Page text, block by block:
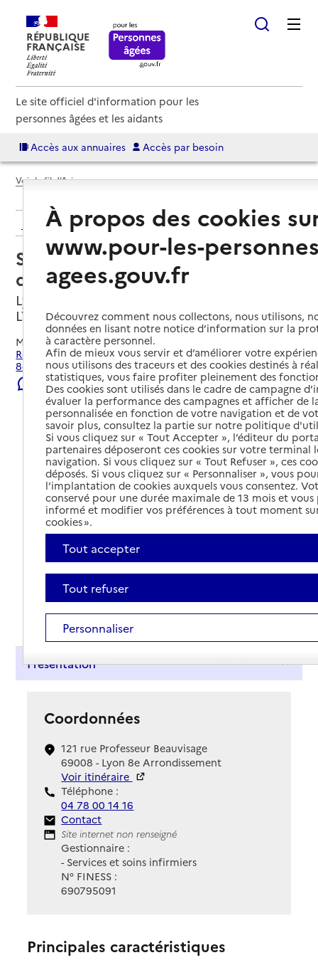
RÉPUBLIQUE
FRANÇAISE
Le site officiel d'information pour les
personnes âgées et les aidants
Accès aux annuaires Accès par besoin
Voir le fil d’Ariane
Retour aux résultats de l'annuaire
Service de soins infirmiers à
domicile – SSIAD ASSI
Lyon 8e Arrondissement, METROPOLE DE
LYON
Mis à jour le09/08/2026
Rechercher les établissements et services autour de Lyon
8e Arrondissement.
Signaler une erreur
Tout déplier
Présentation
Coordonnées
121 rue Professeur Beauvisage
69008 - Lyon 8e Arrondissement
Voir itinéraire
Téléphone :
04 78 00 14 16
Contact
Contact
Site Internet
Site internet non renseigné
Gestionnaire :
- Services et soins infirmiers
N° FINESS :
690795091
Principales caractéristiques
À propos des cookies
www.pour-les-
agees.gouv.fr
Découvrez comment nous collectons, nous utilisons,
données en lisant notre notice d’information sur la
à caractère personnel.
Afin de mieux vous servir et d’améliorer votre
nous utilisons des traceurs et des cookies destinés à
statistiques, vous faire profiter pleinement des
Des cookies sont utilisés dans le cadre de campagne
évaluer la performance des campagnes et afficher de
personnalisée en fonction de votre navigation et de
savoir plus, consultez la partie sur notre politique
Si vous cliquez sur « Tout Accepter », l’éditeur du
partenaires déposeront ces cookies sur votre terminal
navigation. Si vous cliquez sur « Tout Refuser », ces
déposés. Si vous cliquez sur « Personnaliser », vous
l’implantation de cookies auxquels vous consentez.
conservé pour une durée maximale de 13 mois et
informé et modifier vos préférences à tout moment
cookies ».
Tout accepter
Tout refuser
Personnaliser